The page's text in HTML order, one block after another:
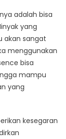
adalah bisa
yang
akan sangat
menggunakan
bisa
mampu
yang
kesegaran